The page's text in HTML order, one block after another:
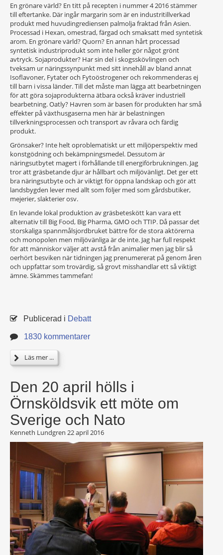
En grönare värld? En titt på recepten i nummer 4 2016 stämmer
till eftertanke. Där ingår margarin som är en industritillverkad
produkt med huvudingrediensen palmolja fraktad från Asien.
Processad i Hexan, omestrad, färgad och smaksatt med syntetisk
arom. En grönare värld? Quorn? En annan hårt processad
syntetisk industriprodukt som inte heller gör något grönt
avtryck. Sojaprodukter? Har sin del i skogsskövlingen och
tveksam ur näringssynpunkt med sitt innehåll av bland annat
Isoflavoner, Fytater och Fytoöstrogener och rekommenderas ej
till barn i vissa länder. Till det måste man lägga att bearbetningen
för att göra sojaprodukterna ätbara också kräver industriell
bearbetning. Oatly? Havren som är basen för produkten har små
effekter på växthusgaserna men här är belastningen
tillverkningsprocessen och transport av råvara och färdig
produkt.
Grönsaker? Inte helt oproblematiskt ur ett miljöperspektiv med
konstgödning och bekämpningsmedel. Dessutom är
näringsutbytet magert i förhållande till energiförbrukningen. Jag
tror att gräsbetande djur är hållbart och miljövänligt. Det ger ett
bra näringsutbyte och är viktigt för öppna landskap och gör att
landsbygden lever med allt som följer med som gårdsbutiker,
mejerier, slakterier osv.
En levande lokal produktion av gräsbeteskött kan vara ett
alternativ till Big Food, Big Pharma, GMO och TTIP. Då passar det
storskaliga spannmålsjordbruket bättre för de stora aktörerna
och monopolen men miljövänliga är de inte. Jag har full respekt
för att människor väljer att avstå från animalier men jag blir så
oerhört besviken när tidningen jag prenumererat på genom åren
och uppfattar som trovärdig, så grovt misshandlar ett så viktigt
ämne. Skämmes tammefan!
Publicerad i Debatt
1830 kommentarer
Läs mer ...
Den 20 april hölls i
Örnsköldsvik ett möte om
Sverige och Nato
Kenneth Lundgren 22 april 2016